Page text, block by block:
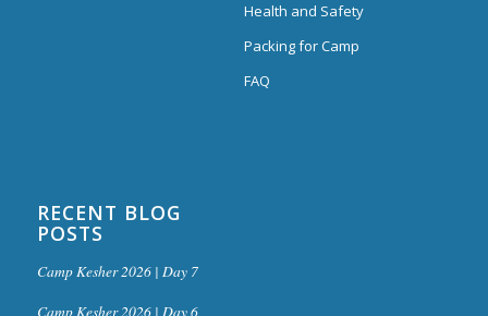
Health and Safety
Packing for Camp
FAQ
RECENT BLOG
POSTS
Camp Kesher 2026 | Day 7
Camp Kesher 2026 | Day 6